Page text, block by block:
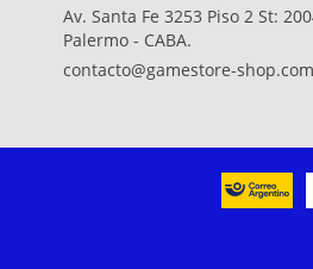
Av. Santa Fe 3253 Piso 2 St:
Palermo - CABA.
contacto@gamestore-shop.com